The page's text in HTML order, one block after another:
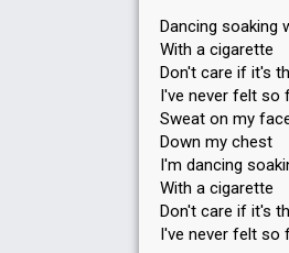
Dancing soaking
With a cigarette
Don't care if it's
I've never felt so
Sweat on my
Down my chest
I'm dancing
With a cigarette
Don't care if it's
I've never felt ѕo